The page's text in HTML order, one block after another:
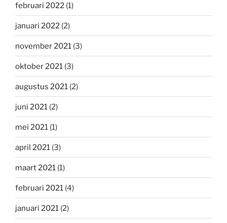
februari 2022 (1)
januari 2022 (2)
november 2021 (3)
oktober 2021 (3)
augustus 2021 (2)
juni 2021 (2)
mei 2021 (1)
april 2021 (3)
maart 2021 (1)
februari 2021 (4)
januari 2021 (2)